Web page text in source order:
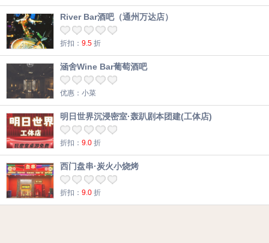
River Bar酒吧（通州万达店）
折扣： 9.5 折
涵舍Wine Bar葡萄酒吧
优惠：小菜
明日世界沉浸密室·轰趴剧本团建(工体店)
折扣： 9.0 折
西门盘串·炭火小烧烤
折扣： 9.0 折